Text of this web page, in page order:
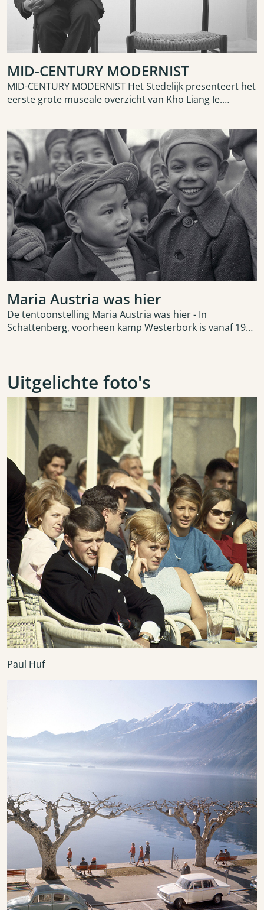
MID-CENTURY MODERNIST
MID-CENTURY MODERNIST Het Stedelijk presenteert het
eerste grote museale overzicht van Kho Liang Ie.
Maria Austria was hier
De tentoonstelling Maria Austria was hier - In
Schattenberg, voorheen kamp Westerbork is vanaf 19
Uitgelichte foto's
Paul Huf